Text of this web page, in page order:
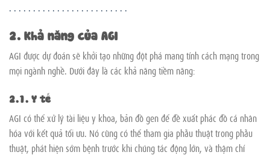
. . . . . . . . . . . . . . . . . . . . . . . . .
2. Khả năng của AGI
AGI được dự đoán sẽ khởi tạo những đột phá mang tính cách mạng trong
mọi ngành nghề. Dưới đây là các khả năng tiềm năng:
2.1. Y tế
AGI có thể xử lý tài liệu y khoa, bản đồ gen để đề xuất phác đồ cá nhân
hóa với kết quả tối ưu. Nó cũng có thể tham gia phẫu thuật trong phẫu
thuật, phát hiện sớm bệnh trước khi chúng tác động lớn, và thậm chí